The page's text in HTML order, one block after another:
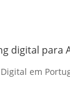
digital para
em